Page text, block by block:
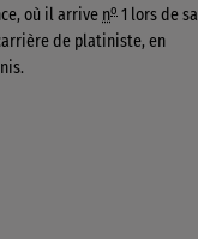
où il arrive no 1 lors de sa
de platiniste, en